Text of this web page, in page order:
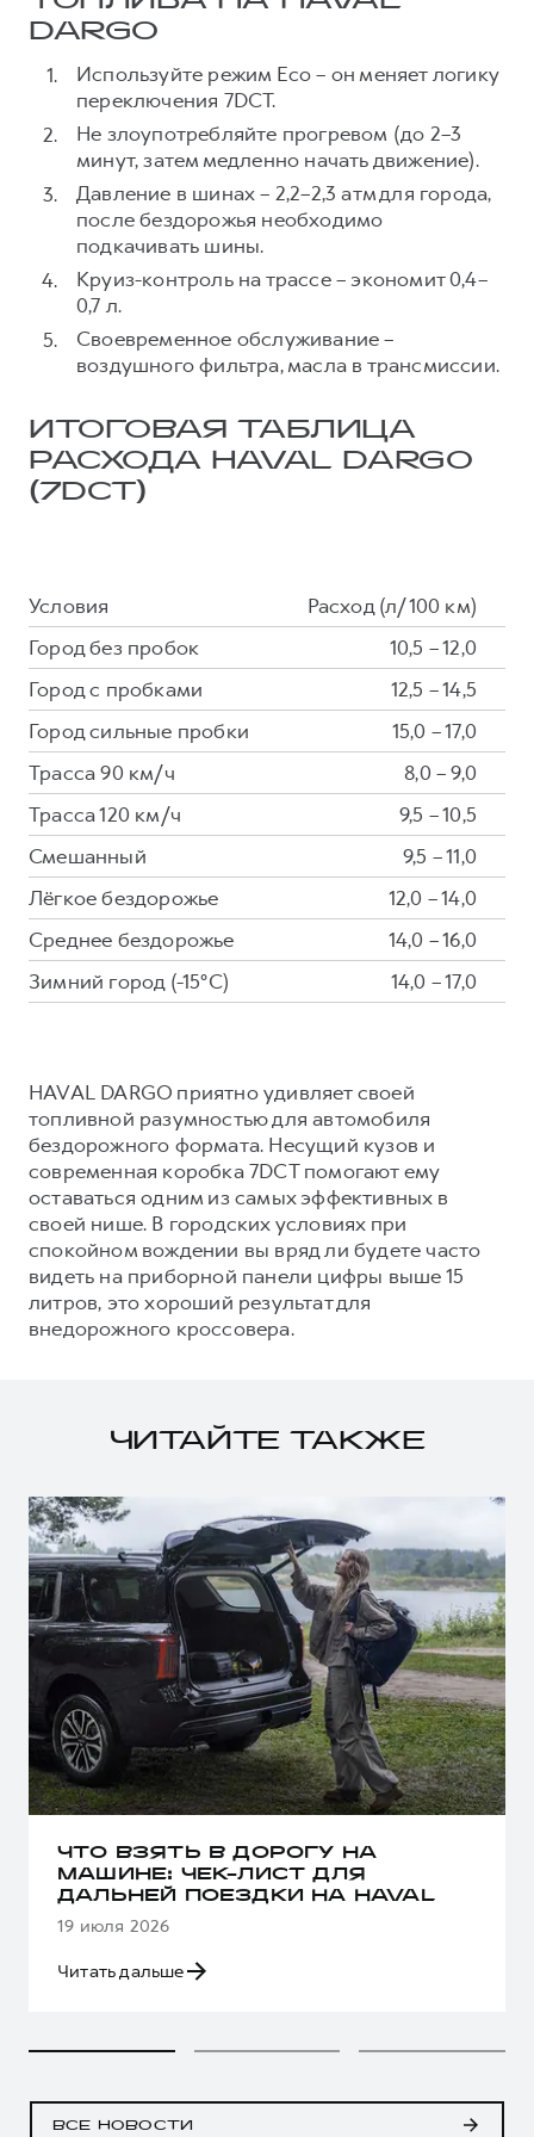
DARGO
Используйте режим Eco – он меняет логику
переключения 7DCT.
Не злоупотребляйте прогревом (до 2–3
минут, затем медленно начать движение).
Давление в шинах – 2,2–2,3 атм для города,
после бездорожья необходимо
подкачивать шины.
Круиз-контроль на трассе – экономит 0,4–
0,7 л.
Своевременное обслуживание –
воздушного фильтра, масла в трансмиссии.
ИТОГОВАЯ ТАБЛИЦА
РАСХОДА HAVAL DARGO
(7DCT)
Условия
Расход (л/100 км)
Город без пробок
10,5 – 12,0
Город с пробками
12,5 – 14,5
Город сильные пробки
15,0 – 17,0
Трасса 90 км/ч
8,0 – 9,0
Трасса 120 км/ч
9,5 – 10,5
Смешанный
9,5 – 11,0
Лёгкое бездорожье
12,0 – 14,0
Среднее бездорожье
14,0 – 16,0
Зимний город (-15°C)
14,0 – 17,0
HAVAL DARGO приятно удивляет своей
топливной разумностью для автомобиля
бездорожного формата. Несущий кузов и
современная коробка 7DCT помогают ему
оставаться одним из самых эффективных в
своей нише. В городских условиях при
спокойном вождении вы вряд ли будете часто
видеть на приборной панели цифры выше 15
литров, это хороший результат для
внедорожного кроссовера.
ЧИТАЙТЕ ТАКЖЕ
ЧТО ВЗЯТЬ В ДОРОГУ НА
МАШИНЕ: ЧЕК-ЛИСТ ДЛЯ
ДАЛЬНЕЙ ПОЕЗДКИ НА HAVAL
19 июля 2026
Читать дальше
ВСЕ НОВОСТИ